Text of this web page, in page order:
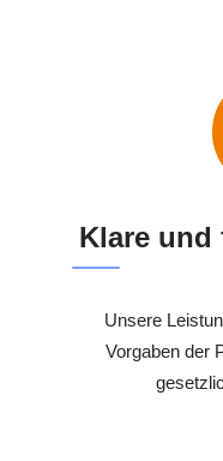
Klare und
Unsere
Vorgaben der